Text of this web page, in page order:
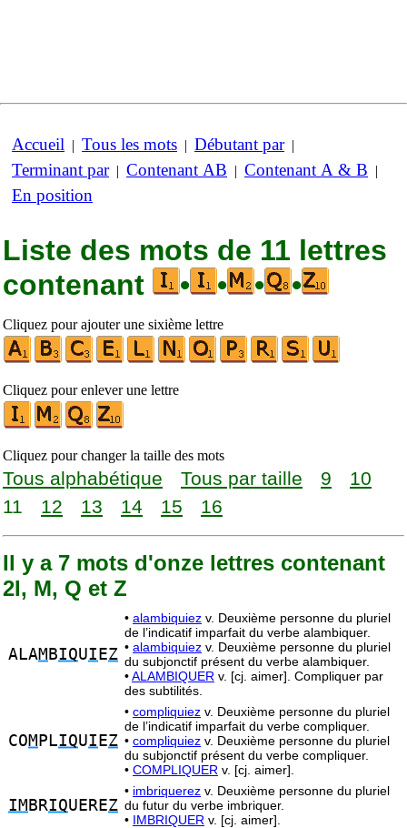
Accueil | Tous les mots | Débutant par|
Terminant par| Contenant AB | Contenant A & B |
En position
Liste des mots de 11 lettres
contenant
• • • •
Cliquez pour ajouter une sixième lettre
Cliquez pour enlever une lettre
Cliquez pour changer la taille des mots
Tous alphabétique Tous par taille 9
10
11
12 13 14 15 16
Il y a 7 mots d'onze lettres contenant
2I, M, Q et Z
ALAM BIQUI EZ
• alambiquiez v. Deuxième personne du pluriel
de l’indicatif imparfait du verbe alambiquer.
• alambiquiez v. Deuxième personne du pluriel
du subjonctif présent du verbe alambiquer.
•ALAMBIQUER v. [cj. aimer]. Compliquer par
des subtilités.
COM PLIQUI EZ
• compliquiez v. Deuxième personne du pluriel
de l’indicatif imparfait du verbe compliquer.
• compliquiez v. Deuxième personne du pluriel
du subjonctif présent du verbe compliquer.
• COMPLIQUER v. [cj. aimer].
IM BRIQUEREZ
• imbriquerez v. Deuxième personne du pluriel
du futur du verbe imbriquer.
• IMBRIQUER v. [cj. aimer].